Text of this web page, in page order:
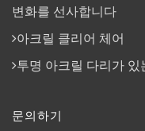
변화를 선사합니다
아크릴 클리어 체어
투명 아크릴 다리가
문의하기